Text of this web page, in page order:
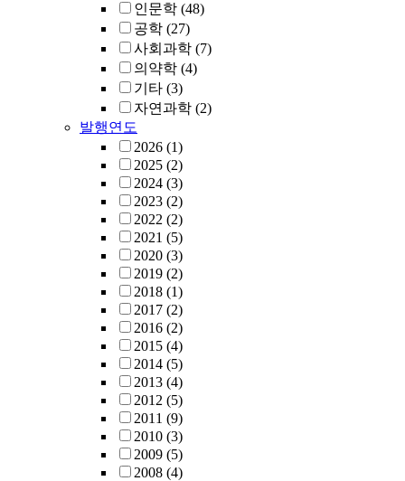
인문학 (48)
공학 (27)
사회과학 (7)
의약학 (4)
기타 (3)
자연과학 (2)
발행연도
2026 (1)
2025 (2)
2024 (3)
2023 (2)
2022 (2)
2021 (5)
2020 (3)
2019 (2)
2018 (1)
2017 (2)
2016 (2)
2015 (4)
2014 (5)
2013 (4)
2012 (5)
2011 (9)
2010 (3)
2009 (5)
2008 (4)